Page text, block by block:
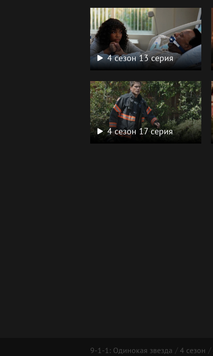
4 сезон 13 серия
4 сезон 17 серия
9-1-1: Одинокая звезда 4 сезон